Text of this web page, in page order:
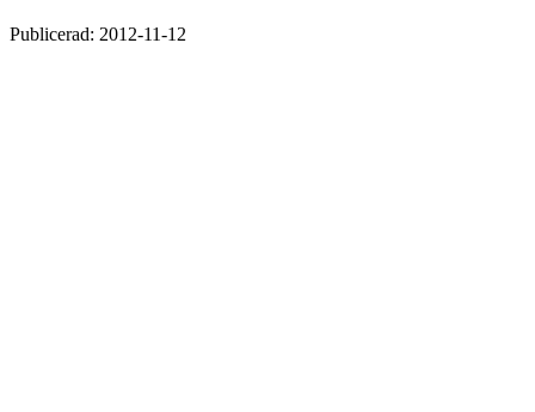
Publicerad: 2012-11-12